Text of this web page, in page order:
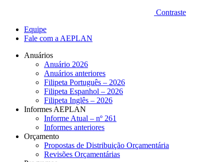
Contraste
Equipe
Fale com a AEPLAN
Anuários
Anuário 2026
Anuários anteriores
Filipeta Português – 2026
Filipeta Espanhol – 2026
Filipeta Inglês – 2026
Informes AEPLAN
Informe Atual – nº 261
Informes anteriores
Orçamento
Propostas de Distribuição Orçamentária
Revisões Orçamentárias